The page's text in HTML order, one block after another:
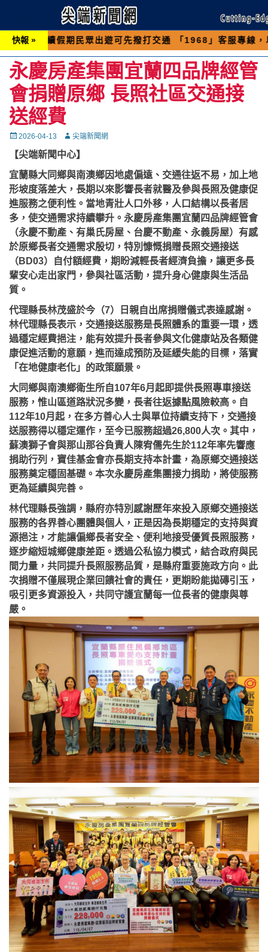
快報 »
民眾出遊可先撥打交通 「1968」客服專線，以避免遇
永慶房產集團宜蘭四品牌經管
會捐贈原鄉 長照社區交通接
送經費
Posted
2026-04-13 Autor尖端新聞網
【尖端新聞中心】
宜蘭縣大同鄉與南澳鄉因地處偏遠、交通往返不易，加上地
形坡度落差大，長期以來影響長者就醫及參與長照及健康促
進服務之便利性。當地青壯人口外移，人口結構以長者居
多，使交通需求持續攀升。永慶房產集團宜蘭四品牌經管會
（永慶不動產、有巢氏房屋、台慶不動產、永義房屋）有感
於原鄉長者交通需求殷切，特別慷慨捐贈長照交通接送
（BD03）自付額經費，期盼減輕長者經濟負擔，讓更多長
輩安心走出家門，參與社區活動，提升身心健康與生活品
質。
代理縣長林茂盛於今（7）日親自出席捐贈儀式表達感謝。
林代理縣長表示，交通接送服務是長照體系的重要一環，透
過穩定經費挹注，能有效提升長者參與文化健康站及各類健
康促進活動的意願，進而達成預防及延緩失能的目標，落實
「在地健康老化」的政策願景。
大同鄉與南澳鄉衛生所自107年6月起即提供長照專車接送
服務，惟山區道路狀況多變，長者往返據點風險較高。自
112年10月起，在多方善心人士與單位持續支持下，交通接
送服務得以穩定運作，至今已服務超過26,800人次。其中，
蘇澳獅子會與那山那谷負責人陳宥儒先生於112年率先響應
捐助行列，寶佳基金會亦長期支持本計畫，為原鄉交通接送
服務奠定穩固基礎。本次永慶房產集團接力捐助，將使服務
更為延續與完善。
林代理縣長強調，縣府亦特別感謝歷年來投入原鄉交通接送
服務的各界善心團體與個人，正是因為長期穩定的支持與資
源挹注，才能讓偏鄉長者安全、便利地接受優質長照服務，
逐步縮短城鄉健康差距。透過公私協力模式，結合政府與民
間力量，共同提升長照服務品質，是縣府重要施政方向。此
次捐贈不僅展現企業回饋社會的責任，更期盼能拋磚引玉，
吸引更多資源投入，共同守護宜蘭每一位長者的健康與尊
嚴。